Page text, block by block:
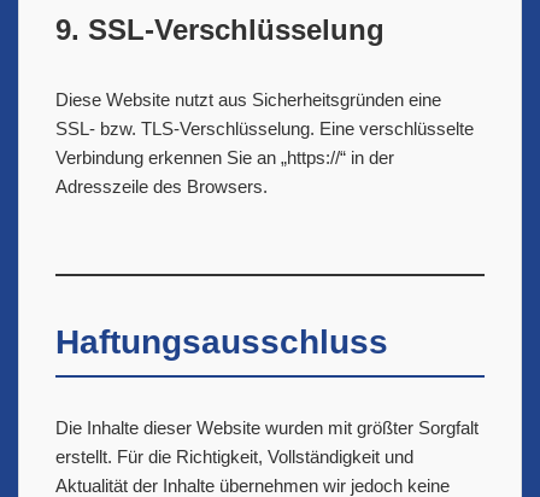
9. SSL-Verschlüsselung
Diese Website nutzt aus Sicherheitsgründen eine
SSL- bzw. TLS-Verschlüsselung. Eine verschlüsselte
Verbindung erkennen Sie an „https://“ in der
Adresszeile des Browsers.
Haftungsausschluss
Die Inhalte dieser Website wurden mit größter Sorgfalt
erstellt. Für die Richtigkeit, Vollständigkeit und
Aktualität der Inhalte übernehmen wir jedoch keine